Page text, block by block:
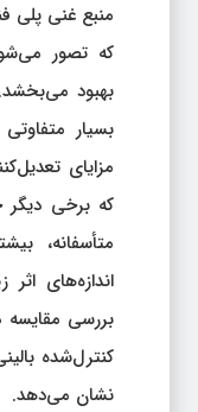
منبع غنی پلی
که تصور
بهبود
بسیار
مزایای
که برخی دیگر
متأسفانه،
بررسی
کنترل‌شده
نشان می‌دهد.